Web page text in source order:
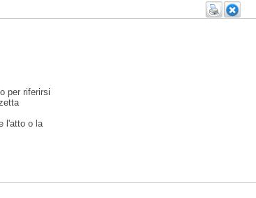
per riferirsi
l'atto o la